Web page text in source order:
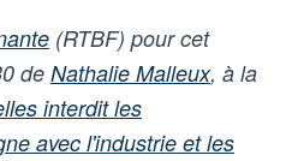
(RTBF) pour cet
deNathalie Malleux, à la
interdit les
avec l'industrie et les